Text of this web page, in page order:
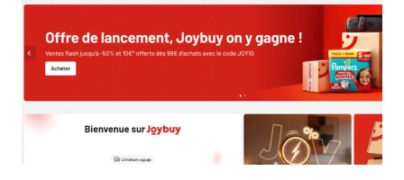
LE
PLAN
ANNONCE